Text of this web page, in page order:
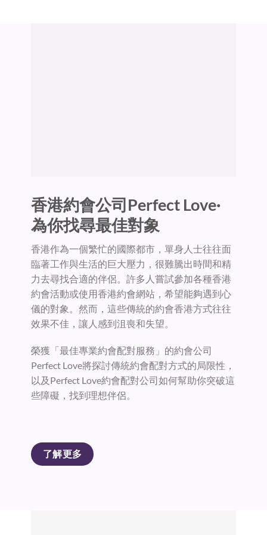
香港約會公司Perfect Love·
為你找尋最佳對象
香港作為一個繁忙的國際都市，單身人士往往面
臨著工作與生活的巨大壓力，很難騰出時間和精
力去尋找合適的伴侶。許多人嘗試參加各種香港
約會活動或使用香港約會網站，希望能夠遇到心
儀的對象。然而，這些傳統的約會香港方式往往
效果不佳，讓人感到沮喪和失望。
榮獲「最佳專業約會配對服務」的約會公司
Perfect Love將探討傳統約會配對方式的局限性，
以及Perfect Love約會配對公司如何幫助你突破這
些障礙，找到理想伴侶。
了解更多